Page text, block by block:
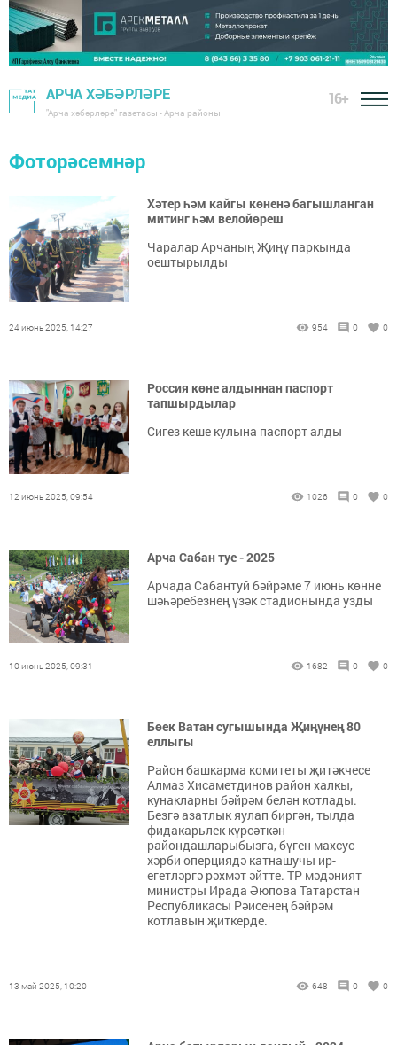
АРЧА ХӘБӘРЛӘРЕ
"Арча хәбәрләре" газетасы - Арча районы
16+
Фоторәсемнәр
Хәтер һәм кайгы көненә багышланган
митинг һәм велойөреш
Чаралар Арчаның Җиңү паркында
оештырылды
24 июнь 2025, 14:27 954 0 0
Россия көне алдыннан паспорт
тапшырдылар
Сигез кеше кулына паспорт алды
12 июнь 2025, 09:54 1026 0 0
Арча Сабан туе - 2025
Арчада Сабантуй бәйрәме 7 июнь көнне
шәһәребезнең үзәк стадионында узды
10 июнь 2025, 09:31 1682 0 0
Бөек Ватан сугышында Җиңүнең 80
еллыгы
Район башкарма комитеты җитәкчесе
Алмаз Хисаметдинов район халкы,
кунакларны бәйрәм белән котлады.
Безгә азатлык яулап биргән, тылда
фидакарьлек күрсәткән
райондашларыбызга, бүген махсус
хәрби оперциядә катнашучы ир-
егетләргә рәхмәт әйтте. ТР мәдәният
министры Ирада Әюпова Татарстан
Республикасы Рәисенең бәйрәм
котлавын җиткерде.
13 май 2025, 10:20 648 0 0